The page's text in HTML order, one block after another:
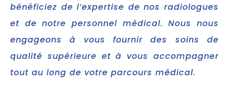
bénéficiez de l’expertise de nos radiologues
et de notre personnel médical. Nous nous
engageons à vous fournir des soins de
qualité supérieure et à vous accompagner
tout au long de votre parcours médical.